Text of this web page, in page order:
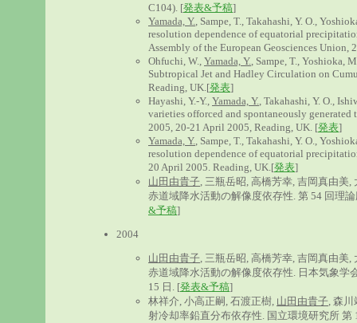
C104). [発表&予稿]
Yamada, Y. , Sampe, T., Takahashi, Y. O.,
resolution dependence of equatorial
Assembly of the European Geosciences
Ohfuchi, W., Yamada, Y. , Sampe, T., Yoshioka,
Subtropical Jet and Hadley Circulation on
Reading, UK.[発表]
Hayashi, Y.-Y., Yamada, Y. , Takahashi, Y. O.,
varieties offorced and spontaneously
2005, 20-21 April 2005, Reading, UK. [発表]
Yamada, Y. , Sampe, T., Takahashi, Y. O.,
resolution dependence of equatorial
20 April 2005. Reading, UK.[発表]
山田由貴子 , 三瓶岳昭, 高橋芳幸, 吉岡真由
赤道域降水活動の解像度依存性. 第 54 回理
&予稿]
2004
山田由貴子, 三瓶岳昭, 高橋芳幸, 吉岡真由美
赤道域降水活動の解像度依存性. 日本気象学
15 日. [発表&予稿]
林祥介, 小高正嗣, 石渡正樹, 山田由貴子, 森
射冷却率鉛直分布依存性. 国立環境研究所